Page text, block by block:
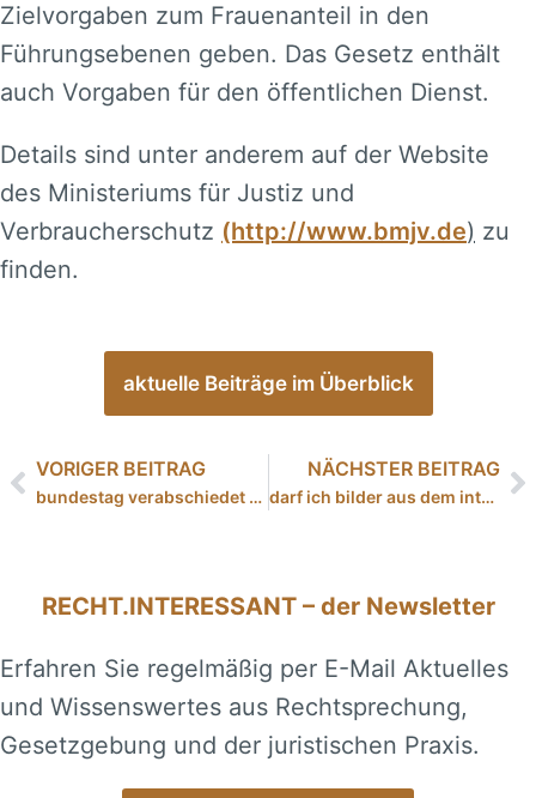
Zielvorgaben zum Frauenanteil in den
Führungsebenen geben. Das Gesetz enthält
auch Vorgaben für den öffentlichen Dienst.
Details sind unter anderem auf der Website
des Ministeriums für Justiz und
Verbraucherschutz (http://www.bmjv.de) zu
finden.
aktuelle Beiträge im Überblick
VORIGER BEITRAG
bundestag verabschiedet neues mietrecht
NÄCHSTER BEITRAG
darf ich bilder aus dem internet frei verwenden? – interview
RECHT.INTERESSANT – der Newsletter
Erfahren Sie regelmäßig per E-Mail Aktuelles
und Wissenswertes aus Rechtsprechung,
Gesetzgebung und der juristischen Praxis.